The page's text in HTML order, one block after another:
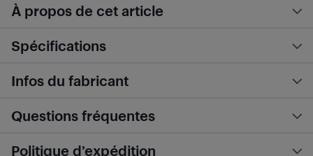
À propos de cet article
Spécifications
Infos du fabricant
Questions fréquentes
Politique d’expédition